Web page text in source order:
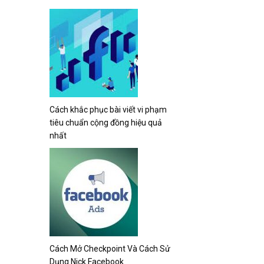
Cách khắc phục bài viết vi phạm
tiêu chuẩn cộng đồng hiệu quả
nhất
Cách Mở Checkpoint Và Cách Sử
Dụng Nick Facebook